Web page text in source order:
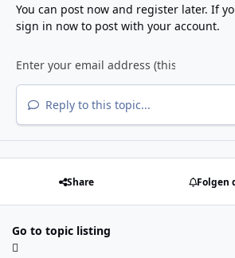
You can post now and register later. If
sign in nowto post with your account.
Reply to this topic...
Share Folgen
Go to topic listing